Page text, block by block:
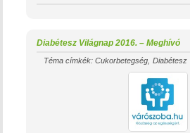
Diabétesz Világnap 2016. – Meghívó
Téma címkék: Cukorbetegség Diabétesz